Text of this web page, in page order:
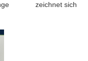
zeichnet sich